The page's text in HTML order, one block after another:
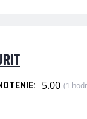
5.00 (1